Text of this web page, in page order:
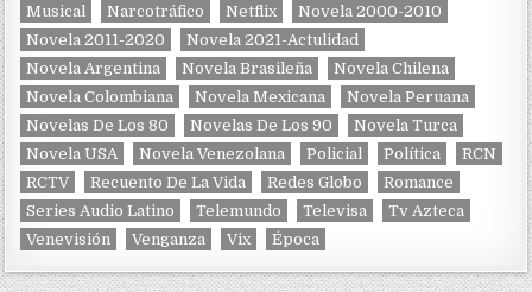
Musical
Narcotráfico Netflix
Novela 2000-2010
Novela 2011-2020
Novela 2021-Actulidad
Novela Argentina
Novela Brasileña
Novela Chilena
Novela Colombiana
Novela Mexicana
Novela Peruana
Novelas De Los 80
Novelas De Los 90
Novela Turca
Novela USA
Novela Venezolana Policial Política
RCN
RCTV
Recuento De La Vida Redes Globo
Romance
Series Audio Latino
Telemundo Televisa
Tv Azteca
Venevisión
Venganza Vix Época